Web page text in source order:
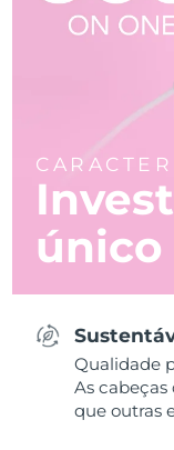
único
Qualidade
As
que outras